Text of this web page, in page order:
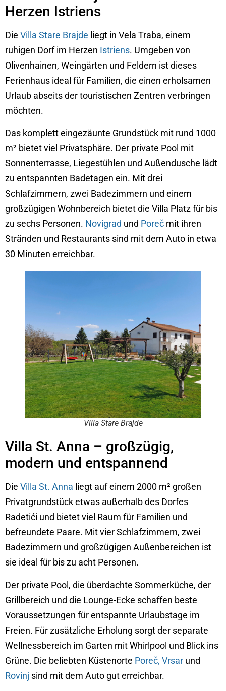
Herzen Istriens
Die Villa Stare Brajde liegt in Vela Traba, einem
ruhigen Dorf im Herzen Istriens. Umgeben von
Olivenhainen, Weingärten und Feldern ist dieses
Ferienhaus ideal für Familien, die einen erholsamen
Urlaub abseits der touristischen Zentren verbringen
möchten.
Das komplett eingezäunte Grundstück mit rund 1000
m² bietet viel Privatsphäre. Der private Pool mit
Sonnenterrasse, Liegestühlen und Außendusche lädt
zu entspannten Badetagen ein. Mit drei
Schlafzimmern, zwei Badezimmern und einem
großzügigen Wohnbereich bietet die Villa Platz für bis
zu sechs Personen. Novigrad und Poreč mit ihren
Stränden und Restaurants sind mit dem Auto in etwa
30 Minuten erreichbar.
Villa Stare Brajde
Villa St. Anna – großzügig,
modern und entspannend
Die Villa St. Anna liegt auf einem 2000 m² großen
Privatgrundstück etwas außerhalb des Dorfes
Radetići und bietet viel Raum für Familien und
befreundete Paare. Mit vier Schlafzimmern, zwei
Badezimmern und großzügigen Außenbereichen ist
sie ideal für bis zu acht Personen.
Der private Pool, die überdachte Sommerküche, der
Grillbereich und die Lounge-Ecke schaffen beste
Voraussetzungen für entspannte Urlaubstage im
Freien. Für zusätzliche Erholung sorgt der separate
Wellnessbereich im Garten mit Whirlpool und Blick ins
Grüne. Die beliebten Küstenorte Poreč, Vrsar und
Rovinj sind mit dem Auto gut erreichbar.